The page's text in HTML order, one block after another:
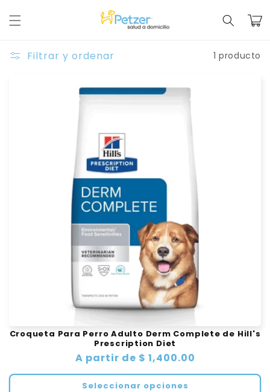
contenido
Carrito
Filtrar y ordenar 1 producto
Croqueta Para Perro Adulto Derm Complete de Hill's
Prescription Diet
Precio
habitual
A partir de $ 1,400.00
Seleccionar opciones